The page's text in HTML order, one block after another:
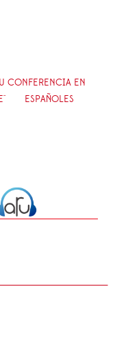
CONFERENCIA EN
ESPAÑOLES